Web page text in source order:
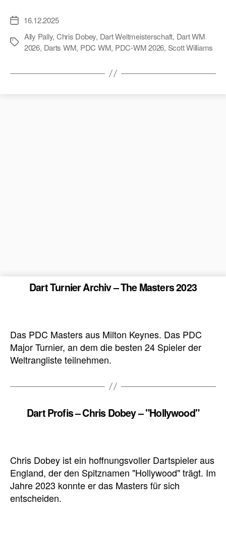
Veröffentlichungsdatum
16.12.2025
Schlagwörter
Ally Pally, Chris Dobey, Dart Weltmeisterschaft, Dart WM
2026, Darts WM, PDC WM, PDC-WM 2026, Scott Williams
Dart Turnier Archiv – The Masters 2023
Das PDC Masters aus Milton Keynes. Das PDC
Major Turnier, an dem die besten 24 Spieler der
Weltrangliste teilnehmen.
Dart Profis – Chris Dobey – "Hollywood"
Chris Dobey ist ein hoffnungsvoller Dartspieler aus
England, der den Spitznamen "Hollywood" trägt. Im
Jahre 2023 konnte er das Masters für sich
entscheiden.